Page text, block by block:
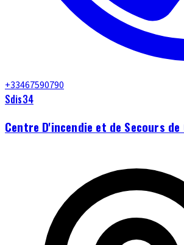
+33467590790
Sdis34
Centre D'incendie et de Secours